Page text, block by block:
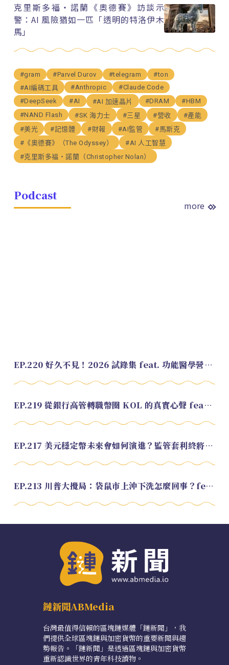
克里斯多福・諾蘭《奧德賽》訪談示
警：AI 風險猶如一匹「透明的特洛伊木
馬」
#gram #Parvel Durov #telegram
#ton
#AI編碼工具
#Anthropic
#Claude Code
#DeepSeek
#AI #AI 加速晶片 #DRAM
#HBM
#NAND Flash
#SK 海力士 #三星 #營收
#產能
#美光
#記憶體 #財報 #AI監管
#馬斯克
#《奧德賽》（The Odyssey）
#AI 人工智慧
#克里斯多福・諾蘭（Christopher Nolan）
Podcast
more
EP.220 好久不見！2026 試錄集 feat. 功能醫學營養師 美寶
EP.219 從銀行高管轉職幣圈 KOL 的真實心聲 feat.龜大
EP.217 美元穩定幣未來會如何演進？監管套利終將收斂？feat. 研究員 余哲安
EP.213 川普大攪局：袋鼠市上沖下洗怎麼回事？feat. Alvin
鏈新聞ABMedia
台灣最值得信賴的區塊鏈媒體「鏈新聞」，我
們提供全球區塊鏈與加密貨幣的重要新聞與趨
勢報告。「鏈新聞」是透過區塊鏈與加密貨幣
重新認識世界的青年科技讀物。